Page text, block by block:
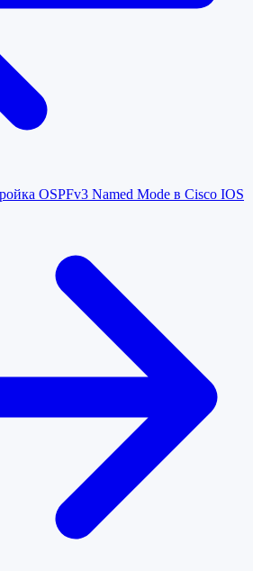
OSPFv3 Named Mode в Cisco IOS